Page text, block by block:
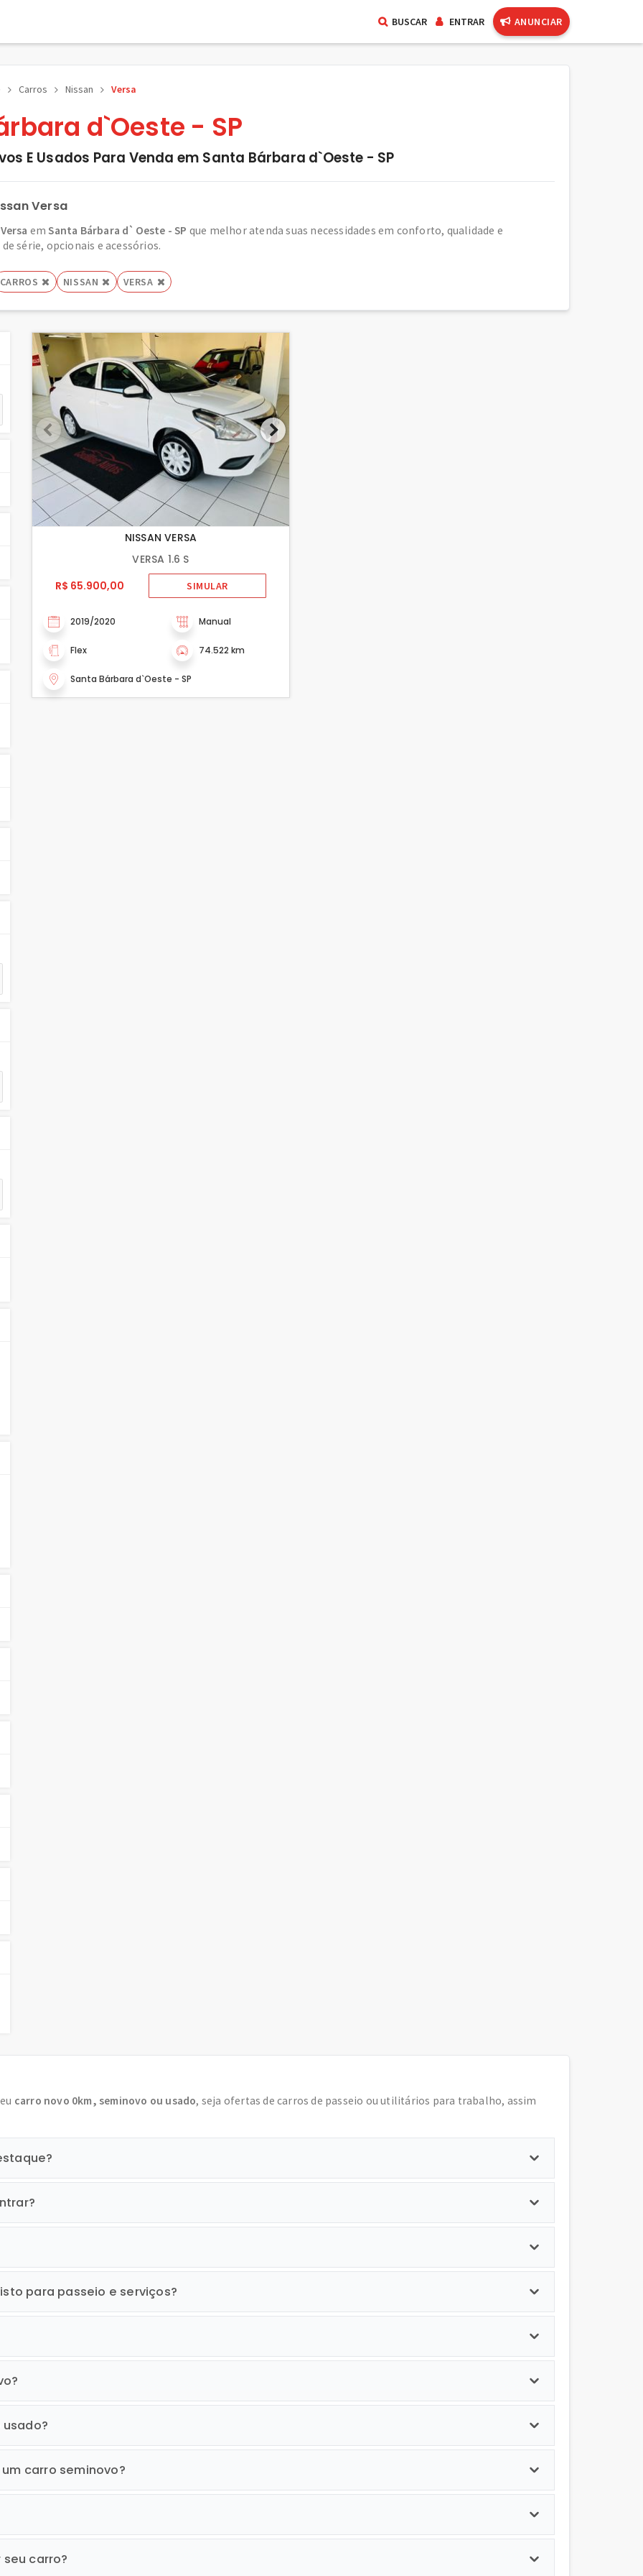
BUSCAR ENTRAR ANUNCIAR
Carros Nissan Versa
d`Oeste - SP
E Usados Para Venda em Santa Bárbara d`Oeste - SP
Versa
emSanta Bárbara d`Oeste - SP que melhor atenda suas necessidades em conforto, qualidade e
série, opcionais e acessórios.
CARROS NISSAN VERSA
NISSAN VERSA
VERSA 1.6 S
R$ 65.900,00
SIMULAR
2019/2020 Manual
Flex 74.522 km
Santa Bárbara d`Oeste - SP
carro novo 0km, seminovo ou usado, seja ofertas de carros de passeio ou utilitários para trabalho, assim
para passeio e serviços?
carro seminovo?
carro?